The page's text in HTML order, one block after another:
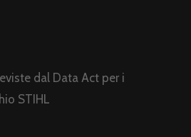
dal Data Act per i
STIHL